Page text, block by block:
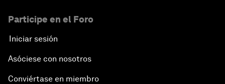
Participe en el Foro
Iniciar sesión
Asóciese con nosotros
Conviértase en miembro